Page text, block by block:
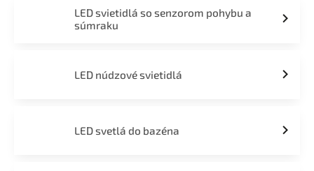
LED svietidlá so senzorom pohybu a
súmraku
LED núdzové svietidlá
LED svetlá do bazéna